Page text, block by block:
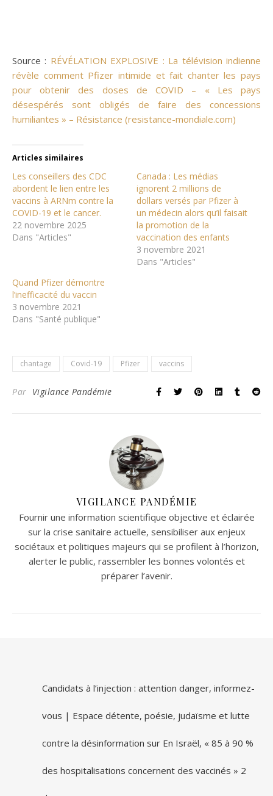
Source : RÉVÉLATION EXPLOSIVE : La télévision indienne
révèle comment Pfizer intimide et fait chanter les pays
pour obtenir des doses de COVID – « Les pays
désespérés sont obligés de faire des concessions
humiliantes » – Résistance (resistance-mondiale.com)
Articles similaires
Les conseillers des CDC
abordent le lien entre les
vaccins à ARNm contre la
COVID-19 et le cancer.
22 novembre 2025
Dans "Articles"
Canada : Les médias
ignorent 2 millions de
dollars versés par Pfizer à
un médecin alors qu’il faisait
la promotion de la
vaccination des enfants
3 novembre 2021
Dans "Articles"
Quand Pfizer démontre
l’inefficacité du vaccin
3 novembre 2021
Dans "Santé publique"
chantage Covid-19 Pfizer vaccins
Par Vigilance Pandémie
VIGILANCE PANDÉMIE
Fournir une information scientifique objective et éclairée
sur la crise sanitaire actuelle, sensibiliser aux enjeux
sociétaux et politiques majeurs qui se profilent à l’horizon,
alerter le public, rassembler les bonnes volontés et
préparer l’avenir.
Candidats à l’injection : attention danger, informez-
vous | Espace détente, poésie, judaïsme et lutte
contre la désinformation sur En Israël, « 85 à 90 %
des hospitalisations concernent des vaccinés » 2